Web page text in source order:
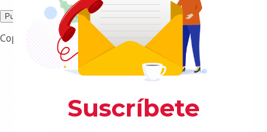
Copyright 2026 © Radio Conexión Animal
NOSOTROS
NOTICIAS